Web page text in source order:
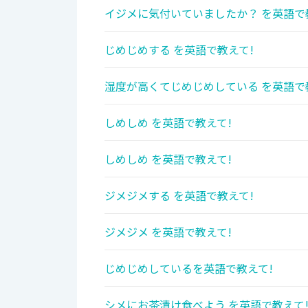
イジメに気付いていましたか？ を英語
じめじめする を英語で教えて!
湿度が高くてじめじめしている を英語
しめしめ を英語で教えて!
しめしめ を英語で教えて!
ジメジメする を英語で教えて!
ジメジメ を英語で教えて!
じめじめしているを英語で教えて!